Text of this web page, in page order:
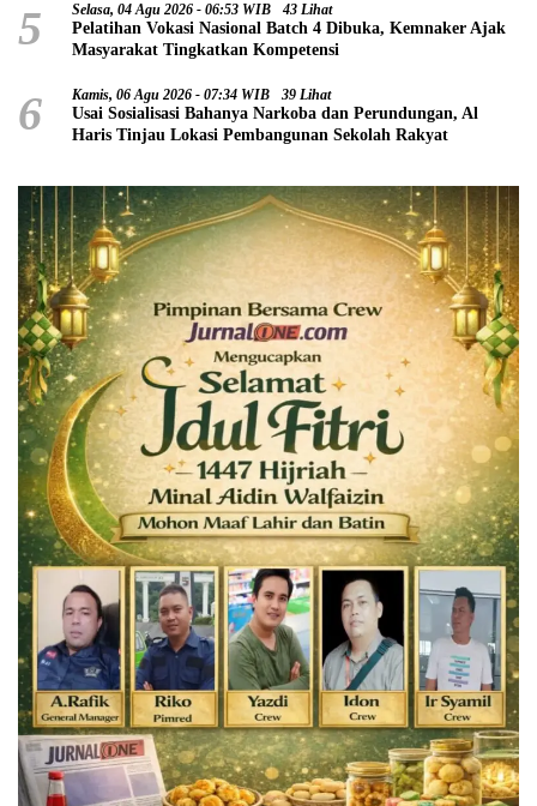
5 Selasa, 04 Agu 2026 - 06:53 WIB 43 Lihat
Pelatihan Vokasi Nasional Batch 4 Dibuka, Kemnaker Ajak
Masyarakat Tingkatkan Kompetensi
6 Kamis, 06 Agu 2026 - 07:34 WIB 39 Lihat
Usai Sosialisasi Bahanya Narkoba dan Perundungan, Al
Haris Tinjau Lokasi Pembangunan Sekolah Rakyat